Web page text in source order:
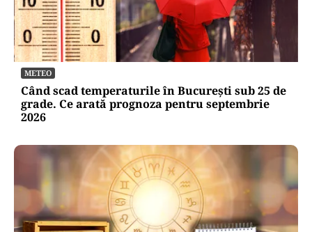
METEO
Când scad temperaturile în București sub 25 de
grade. Ce arată prognoza pentru septembrie
2026